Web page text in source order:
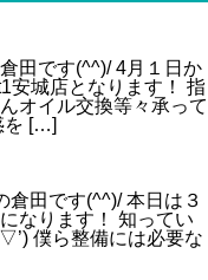
田です(^^)/ 4月１日か
安城店となります！ 指
オイル交換等々承って
を […]
倉田です(^^)/ 本日は３
なります！ 知ってい
僕ら整備には必要な